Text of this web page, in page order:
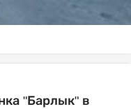
"Барлык" в